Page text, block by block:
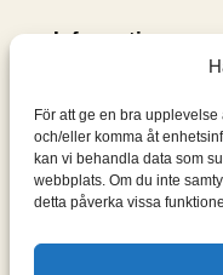
För att ge en bra
och/eller komma åt
kan vi behandla data som
webbplats. Om du inte
detta påverka vissa
Information
Om mig & om
S
ö
k